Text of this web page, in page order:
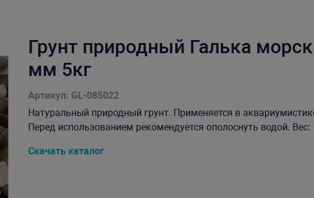
Грунт природный Галька
мм 5кг
Артикул: GL-085022
Натуральный природный грунт. Применяется в
Перед использованием рекомендуется ополоснуть водой.
Скачать каталог